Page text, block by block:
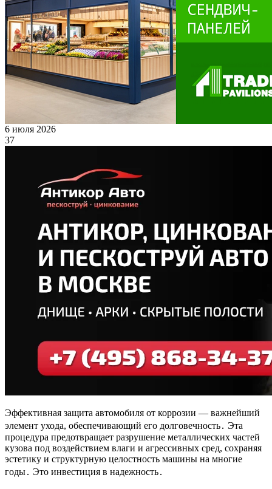
6 июля 2026
37
Эффективная защита автомобиля от коррозии — важнейший
элемент ухода, обеспечивающий его долговечность․ Эта
процедура предотвращает разрушение металлических частей
кузова под воздействием влаги и агрессивных сред, сохраняя
эстетику и структурную целостность машины на многие
годы․ Это инвестиция в надежность․